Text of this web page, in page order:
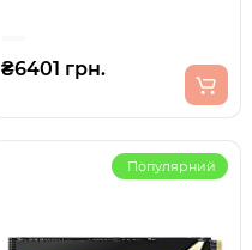
₴6401 грн.
Популярний